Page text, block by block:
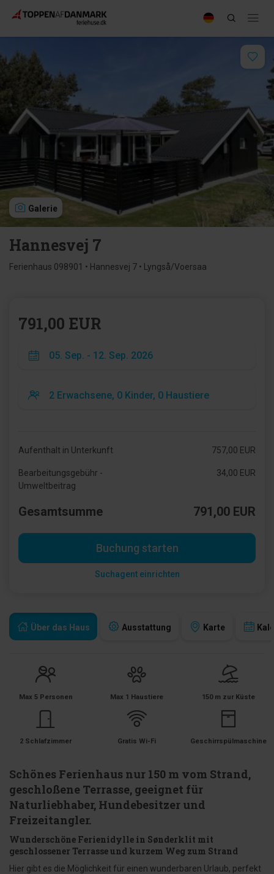
Galerie
Hannesvej 7
Ferienhaus 098901 • Hannesvej 7 • Lyngså/Voersaa
Über das Haus Ausstattung Karte
Max 5 Personen Max 1 Haustiere 150 m zur Küste
2 Schlafzimmer Gratis Wi-Fi Geschirrspülmaschine
Schönes Ferienhaus nur 150 m vom Strand,
geschloßene Terrasse, geeignet für
Naturliebhaber, Hundebesitzer und
Freizeitangler.
Wunderschöne Ferienidylle in Sønderklit mit
geschlossener Terrasse und kurzem Weg zum Strand
Hier gibt es die Möglichkeit für einen wunderbaren Urlaub, perfekt
791,00 EUR
Aufenthalt in Unterkunft 757,00 EUR
Bearbeitungsgebühr -
Umweltbeitrag
34,00 EUR
Gesamtsumme 791,00 EUR
Buchung starten
Suchagent einrichten